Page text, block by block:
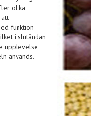
olika
att
funktion
i slutändan
upplevelse
används.